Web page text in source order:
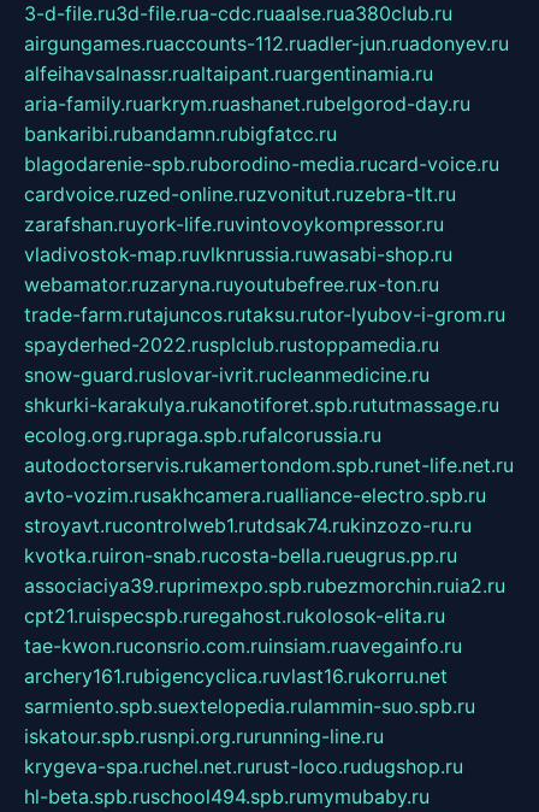
3-d-file.ru3d-file.rua-cdc.ruaalse.rua380club.ru
airgungames.ruaccounts-112.ruadler-jun.ruadonyev.ru
alfeihavsalnassr.rualtaipant.ruargentinamia.ru
aria-family.ruarkrym.ruashanet.rubelgorod-day.ru
bankaribi.rubandamn.rubigfatcc.ru
blagodarenie-spb.ruborodino-media.rucard-voice.ru
cardvoice.ruzed-online.ruzvonitut.ruzebra-tlt.ru
zarafshan.ruyork-life.ruvintovoykompressor.ru
vladivostok-map.ruvlknrussia.ruwasabi-shop.ru
webamator.ruzaryna.ruyoutubefree.rux-ton.ru
trade-farm.rutajuncos.rutaksu.rutor-lyubov-i-grom.ru
spayderhed-2022.rusplclub.rustoppamedia.ru
snow-guard.ruslovar-ivrit.rucleanmedicine.ru
shkurki-karakulya.rukanotiforet.spb.rututmassage.ru
ecolog.org.rupraga.spb.rufalcorussia.ru
autodoctorservis.rukamertondom.spb.runet-life.net.ru
avto-vozim.rusakhcamera.rualliance-electro.spb.ru
stroyavt.rucontrolweb1.rutdsak74.rukinzozo-ru.ru
kvotka.ruiron-snab.rucosta-bella.rueugrus.pp.ru
associaciya39.ruprimexpo.spb.rubezmorchin.ruia2.ru
cpt21.ruispecspb.ruregahost.rukolosok-elita.ru
tae-kwon.ruconsrio.com.ruinsiam.ruavegainfo.ru
archery161.rubigencyclica.ruvlast16.rukorru.net
sarmiento.spb.suextelopedia.rulammin-suo.spb.ru
iskatour.spb.rusnpi.org.rurunning-line.ru
krygeva-spa.ruchel.net.rurust-loco.rudugshop.ru
hl-beta.spb.ruschool494.spb.rumymubaby.ru